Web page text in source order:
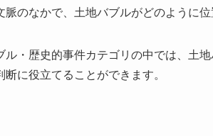
脈のなかで、土地バブルがどのように
ル・歴史的事件カテゴリの中では、土
断に役立てることができます。